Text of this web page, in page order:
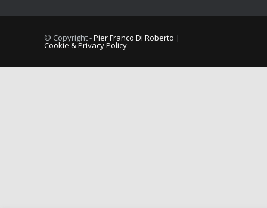
Comorbilità tra dolore muscolo scheletrico cronico e
10/09/2014
© Copyright -Pier Franco Di Roberto |
Cookie & Privacy Policy